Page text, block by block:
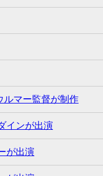
ルマー監督が制作
インが出演
が出演